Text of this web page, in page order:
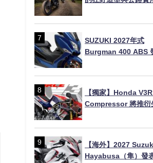
SUZUKI 2027年式
Burgman 400 ABS
8/18日本上市、支援
售價98萬100日圓
【獨家】Honda
Compressor 將推衍
系？自然進氣 V3 同
中，CG 預想曝光！
【海外】2027
Hayabusa（隼）發